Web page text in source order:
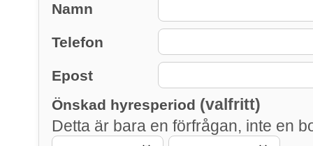
Namn
Telefon
Epost
Önskad hyresperiod (valfritt)
Detta är bara en förfrågan, inte en